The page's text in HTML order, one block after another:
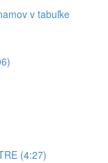
v tabuľke
(4:27)